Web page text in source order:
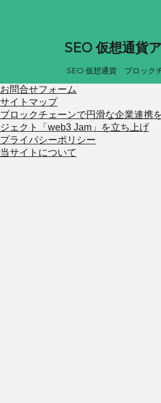
SEO 仮想通貨
SEO 仮想通貨 ブロック
お問合せフォーム
サイトマップ
ブロックチェーンで円滑な企業連携
ジェクト「web3 Jam」を立ち上げ
プライバシーポリシー
当サイトについて